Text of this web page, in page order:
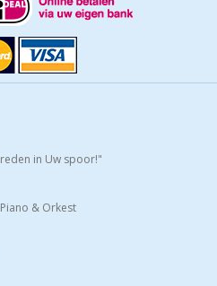
in Uw spoor!"
& Orkest